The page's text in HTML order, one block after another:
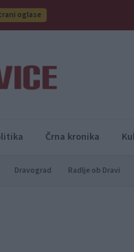
oglase
Črna kronika
Dravograd Radlje ob Dravi